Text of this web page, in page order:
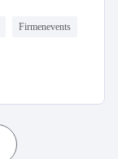
Firmenevents